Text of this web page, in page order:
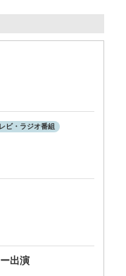
ビ・ラジオ番組
出演